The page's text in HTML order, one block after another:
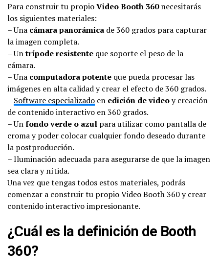
Para construir tu propioVideo Booth 360necesitarás
los siguientes materiales:
– Una cámara panorámica de 360 grados para capturar
la imagen completa.
– Untrípode resistente que soporte el peso de la
cámara.
– Una computadora potente que pueda procesar las
imágenes en alta calidad y crear el efecto de 360 grados.
– Software especializado en edición de videoy creación
de contenido interactivo en 360 grados.
– Unfondo verde o azul para utilizar como pantalla de
croma y poder colocar cualquier fondo deseado durante
la postproducción.
– Iluminación adecuada para asegurarse de que la imagen
sea clara y nítida.
Una vez que tengas todos estos materiales, podrás
comenzar a construir tu propio Video Booth 360 y crear
contenido interactivo impresionante.
¿Cuál es la definición de Booth
360?